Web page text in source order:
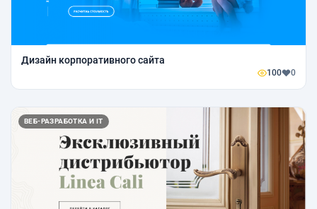
Дизайн корпоративного сайта
100 0
ВЕБ-РАЗРАБОТКА И IT